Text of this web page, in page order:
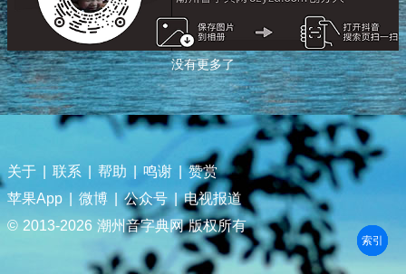
没有更多了
关于 联系 帮助 鸣谢
赞赏
苹果App
微博 公众号 | 电视报道
© 2013-2026 潮州音字典网 版权所有
部首
笔划
拼音
潮拼